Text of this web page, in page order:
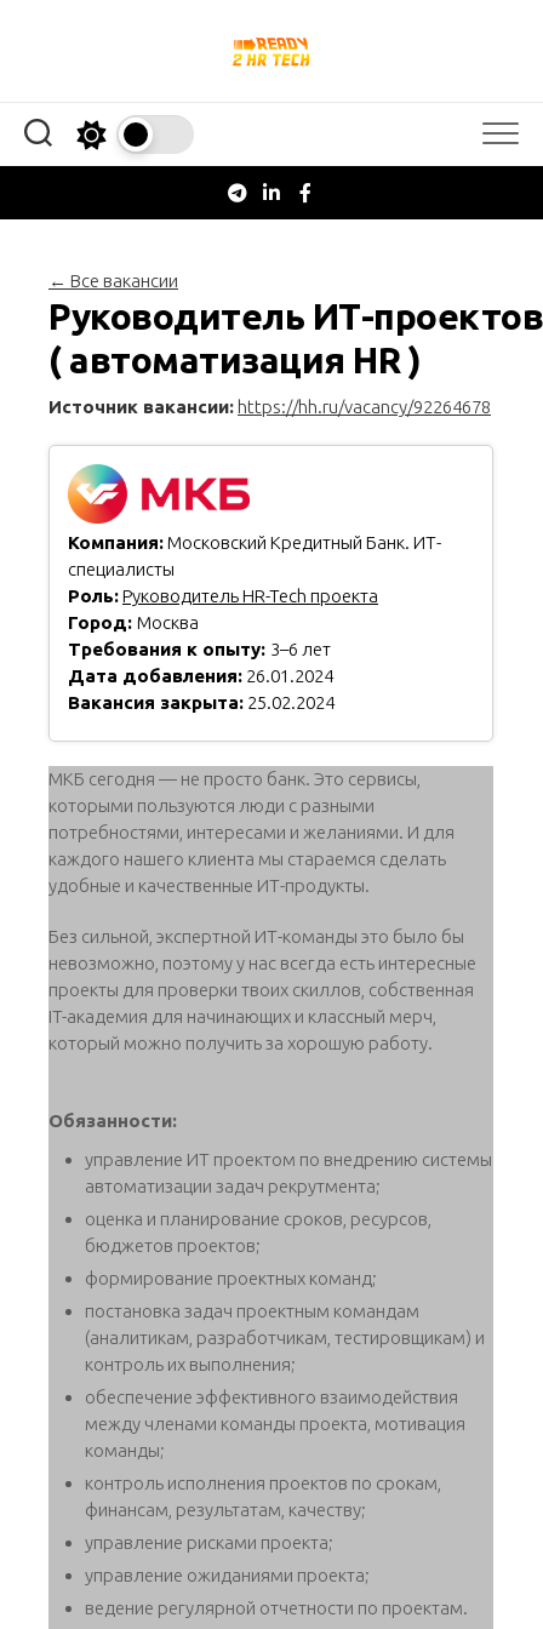
← Все вакансии
Руководитель ИТ-проектов
( автоматизация HR )
Источник вакансии: https://hh.ru/vacancy/92264678
Компания:Московский Кредитный Банк. ИТ-
специалисты
Роль:Руководитель HR-Tech проекта
Город: Москва
Требования к опыту: 3–6 лет
Дата добавления: 26.01.2024
Вакансия закрыта: 25.02.2024
МКБ сегодня — не просто банк. Это сервисы,
которыми пользуются люди с разными
потребностями, интересами и желаниями. И для
каждого нашего клиента мы стараемся сделать
удобные и качественные ИТ-продукты.
Без сильной, экспертной ИТ-команды это было бы
невозможно, поэтому у нас всегда есть интересные
проекты для проверки твоих скиллов, собственная
IT-академия для начинающих и классный мерч,
который можно получить за хорошую работу.
Обязанности:
управление ИТ проектом по внедрению системы
автоматизации задач рекрутмента;
оценка и планирование сроков, ресурсов,
бюджетов проектов;
формирование проектных команд;
постановка задач проектным командам
(аналитикам, разработчикам, тестировщикам) и
контроль их выполнения;
обеспечение эффективного взаимодействия
между членами команды проекта, мотивация
команды;
контроль исполнения проектов по срокам,
финансам, результатам, качеству;
управление рисками проекта;
управление ожиданиями проекта;
ведение регулярной отчетности по проектам.